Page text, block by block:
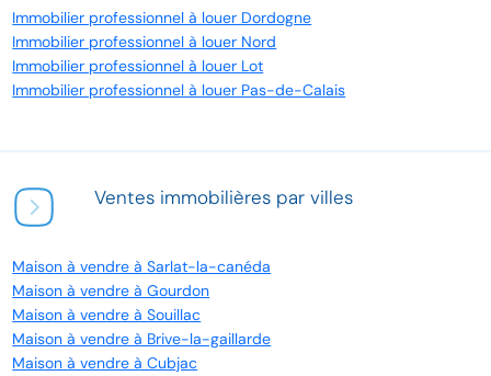
Immobilier professionnel à louer Dordogne
Immobilier professionnel à louer Nord
Immobilier professionnel à louer Lot
Immobilier professionnel à louer Pas-de-Calais
Ventes immobilières par villes
Maison à vendre à Sarlat-la-canéda
Maison à vendre à Gourdon
Maison à vendre à Souillac
Maison à vendre à Brive-la-gaillarde
Maison à vendre à Cubjac